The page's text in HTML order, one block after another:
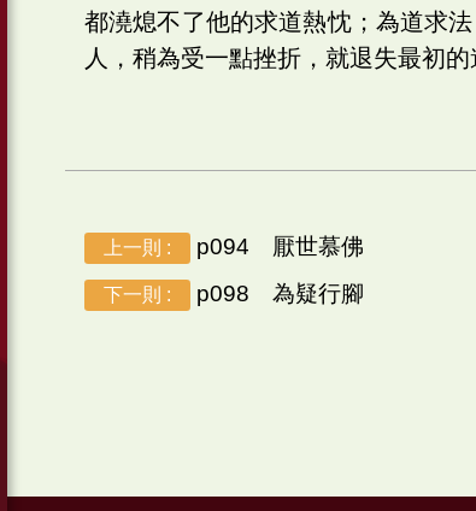
都澆熄不了他的求道熱忱；為道求
人，稍為受一點挫折，就退失最初
上一則 : p094 厭世慕佛
下一則 : p098 為疑行腳